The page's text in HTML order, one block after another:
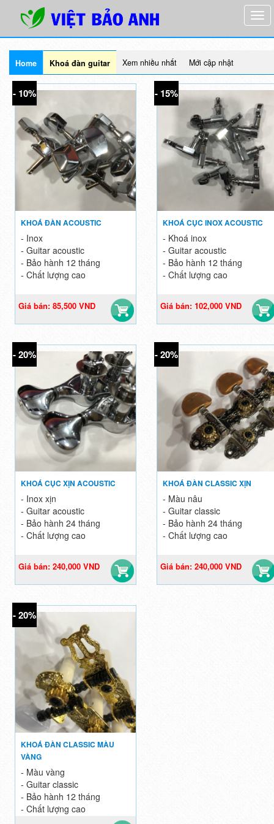
Home Khoá đàn guitar Xem nhiều nhất Mới cập nhật
- 10%
KHOÁ ĐÀN ACOUSTIC
- Inox
- Guitar acoustic
- Bảo hành 12 tháng
- Chất lượng cao
95,000 VND
Giá bán: 85,500 VND
- 15%
KHOÁ CỤC INOX ACOUSTIC
- Khoá inox
- Guitar acoustic
- Bảo hành 12 tháng
- Chất lượng cao
120,000 VND
Giá bán: 102,000 VND
- 20%
KHOÁ CỤC XỊN ACOUSTIC
- Inox xịn
- Guitar acoustic
- Bảo hành 24 tháng
- Chất lượng cao
300,000 VND
Giá bán: 240,000 VND
- 20%
KHOÁ ĐÀN CLASSIC XỊN
- Màu nâu
- Guitar classic
- Bảo hành 24 tháng
- Chất lượng cao
300,000 VND
Giá bán: 240,000 VND
- 20%
KHOÁ ĐÀN CLASSIC MÀU
VÀNG
- Màu vàng
- Guitar classic
- Bảo hành 12 tháng
- Chất lượng cao